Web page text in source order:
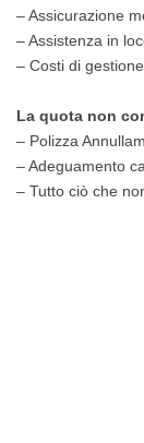
– Assicurazione
– Assistenza in
– Costi di gestione
La quota non
– Polizza
– Adeguamento
– Tutto ciò che